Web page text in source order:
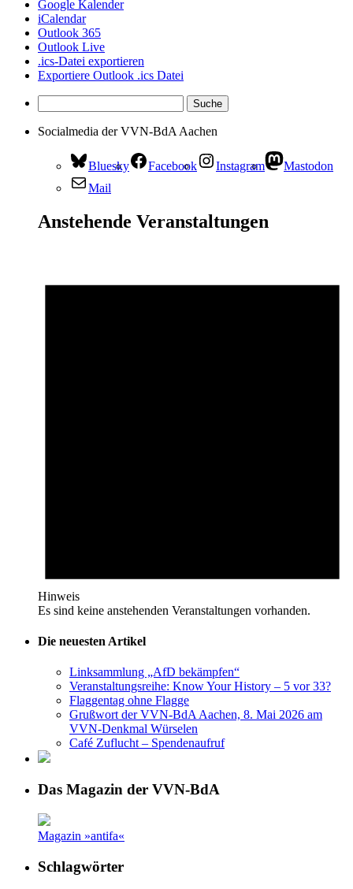
Google Kalender
iCalendar
Outlook 365
Outlook Live
.ics-Datei exportieren
Exportiere Outlook .ics Datei
Socialmedia der VVN-BdA Aachen
Bluesky Facebook Instagram
Mastodon
Mail
Anstehende Veranstaltungen
Hinweis
Es sind keine anstehenden Veranstaltungen vorhanden.
Die neuesten Artikel
Linksammlung „AfD bekämpfen“
Veranstaltungsreihe: Know Your History – 5 vor 33?
Flaggentag ohne Flagge
Grußwort der VVN-BdA Aachen, 8. Mai 2026 am
VVN-Denkmal Würselen
Café Zuflucht – Spendenaufruf
Das Magazin der VVN-BdA
Magazin »antifa«
Schlagwörter